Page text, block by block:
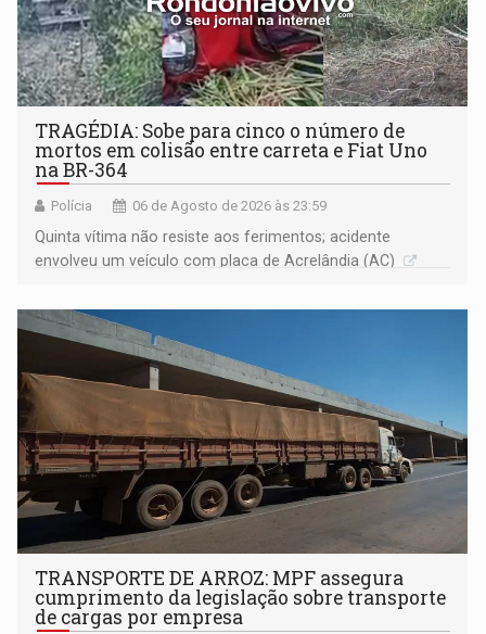
TRAGÉDIA: Sobe para cinco o número de
mortos em colisão entre carreta e Fiat Uno
na BR-364
Polícia 06 de Agosto de 2026 às 23:59
Quinta vítima não resiste aos ferimentos; acidente
envolveu um veículo com placa de Acrelândia (AC)
TRANSPORTE DE ARROZ: MPF assegura
cumprimento da legislação sobre transporte
de cargas por empresa